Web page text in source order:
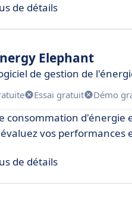
de détails
Elephant
de gestion de
Essai gratuit Démo
consommation d'énergie
vos
de détails